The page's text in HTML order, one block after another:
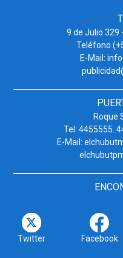
9 de Julio 329
Teléfono
E-Mail:
Roque
Tel: 4455555.
E-Mail:
Twitter Facebook